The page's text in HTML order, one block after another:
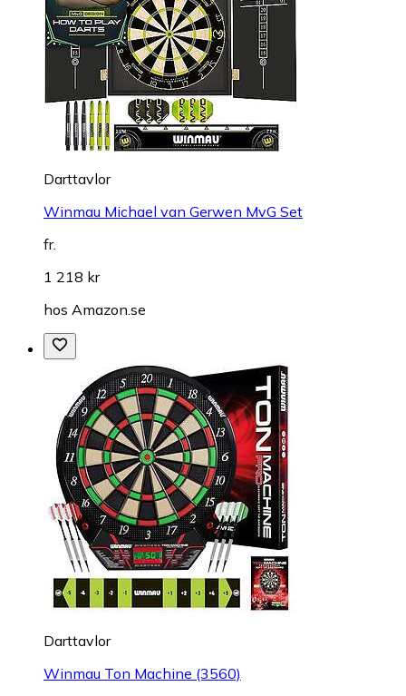
Darttavlor
Winmau Michael van Gerwen MvG Set
fr.
1 218 kr
hos Amazon.se
Darttavlor
Winmau Ton Machine (3560)